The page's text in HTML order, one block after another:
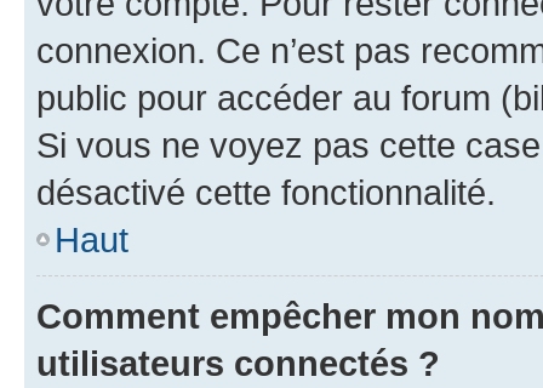
connexion. Ce n’est pas
public pour accéder au forum
Si vous ne voyez pas cette
désactivé cette fonctionnalité.
Haut
Comment empêcher mon
utilisateurs connectés ?